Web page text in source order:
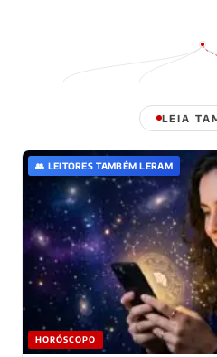
LEIA
👥 LEITORES TAMBÉM LERAM
HORÓSCOPO